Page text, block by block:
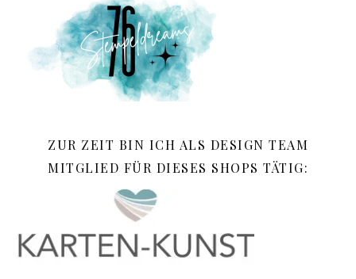
ZUR ZEIT BIN ICH ALS DESIGN TEAM
MITGLIED FÜR DIESES SHOPS TÄTIG: